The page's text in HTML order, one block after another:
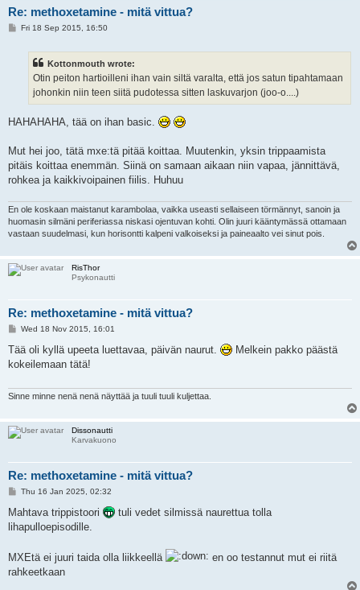
Re: methoxetamine - mitä vittua?
PFri 18 Sep 2015, 16:50
Kottonmouth wrote:
Otin peiton hartioilleni ihan vain siltä varalta, että jos satun tipahtamaan
johonkin niin teen siitä pudotessa sitten laskuvarjon (joo-o....)
HAHAHAHA, tää on ihan basic.
Mut hei joo, tätä mxe:tä pitää koittaa. Muutenkin, yksin trippaamista
pitäis koittaa enemmän. Siinä on samaan aikaan niin vapaa, jännittävä,
rohkea ja kaikkivoipainen fiilis. Huhuu
En ole koskaan maistanut karambolaa, vaikka useasti sellaiseen törmännyt, sanoin ja
huomasin silmäni periferiassa niskasi ojentuvan kohti. Olin juuri kääntymässä ottamaan
vastaan suudelmasi, kun horisontti kalpeni valkoiseksi ja paineaalto vei sinut pois.
RisThor
Psykonautti
Re: methoxetamine - mitä vittua?
P
s
Wed 18 Nov 2015, 16:01
Tää oli kyllä upeeta luettavaa, päivän naurut.
Melkein pakko päästä
kokeilemaan tätä!
Sinne minne nenä nenä näyttää ja tuuli tuuli kuljettaa.
Dissonautti
Karvakuono
Re: methoxetamine - mitä vittua?
P
s
Thu 16 Jan 2025, 02:32
Mahtava trippistoori
tuli vedet silmissä naurettua tolla
lihapulloepisodille.
MXEtä ei juuri taida olla liikkeellä
en oo testannut mut ei riitä
rahkeetkaan